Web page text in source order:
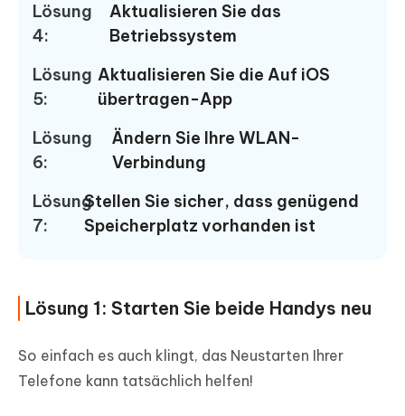
Lösung
4:
Aktualisieren Sie das
Betriebssystem
Lösung
5:
Aktualisieren Sie die Auf iOS
übertragen-App
Lösung
6:
Ändern Sie Ihre WLAN-
Verbindung
Lösung
7:
Stellen Sie sicher, dass genügend
Speicherplatz vorhanden ist
Lösung 1: Starten Sie beide Handys neu
So einfach es auch klingt, das Neustarten Ihrer
Telefone kann tatsächlich helfen!